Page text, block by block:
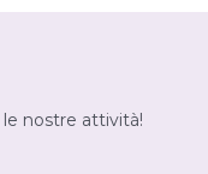
nostre attività!